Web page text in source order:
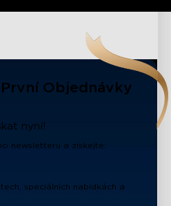
Objednávky
nyní!
newsletteru a získejte:
speciálních nabídkách a